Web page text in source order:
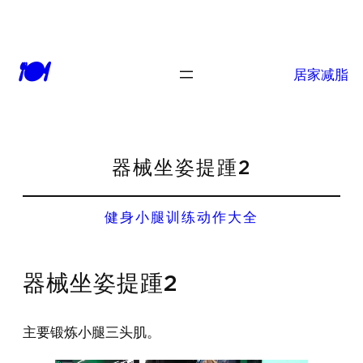
🍽 居家减脂
器械坐姿提踵2
健身小腿训练动作大全
器械坐姿提踵2
主要锻炼小腿三头肌。